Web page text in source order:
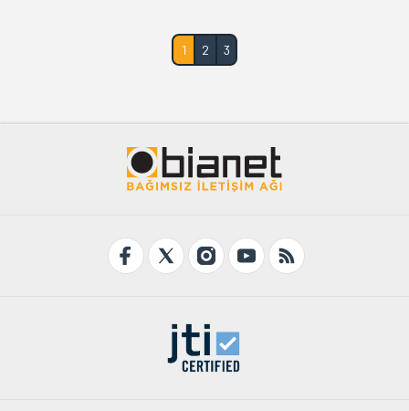
1 2 3